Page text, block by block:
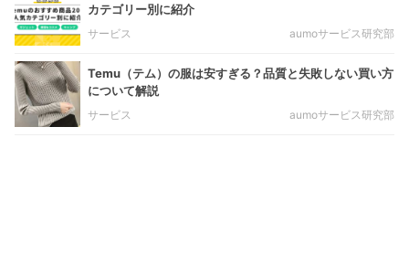
カテゴリー別に紹介
サービス aumoサービス研究部
Temu（テム）の服は安すぎる？品質と失敗しない買い方
について解説
サービス aumoサービス研究部